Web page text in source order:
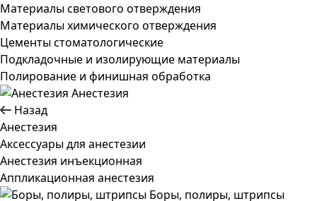
Материалы светового отверждения
Материалы химического отверждения
Цементы стоматологические
Подкладочные и изолирующие материалы
Полирование и финишная обработка
Анестезия
Назад
Анестезия
Аксессуары для анестезии
Анестезия инъекционная
Аппликационная анестезия
Боры, полиры, штрипсы